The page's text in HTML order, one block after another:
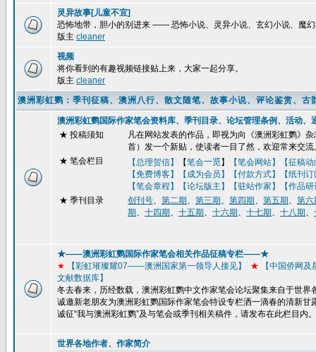
灵异故事[儿童不宜]
恐怖地带，胆小的别进来 —— 恐怖小说、灵异小说、玄幻小说、魔
版主 cleaner
视频
将你看到的有趣视频链接贴上来，大家一起分享。
版主 cleaner
澳洲彩虹鹦：季刊征稿、澳洲八行、散文随笔、故事小说、评论鉴赏、
澳洲彩虹鹦国际作家笔会资料库、季刊目录、论坛管理条例、活动
★ 投稿须知
凡在网站发表的作品，即视为向《澳洲彩虹鹦》
首）发一个新贴，使读者一目了然，欢迎常来交
★ 笔会栏目
【总理贺信】 【笔会一览】 【笔会网站】
【征稿
【免费博客】
【成为会员】【付款方式】【纸刊
【笔会章程】
【论坛版主】 【驻站作家】
【作品
★ 季刊目录 创刊号、 第二期、 第三期、 第四期、 第五期、 第六
期、 十四期、 十五期、 十六期、 十七期、 十八期、
★——澳洲彩虹鹦国际作家笔会相关作品征稿专栏——★
★
【彩虹璀璨耀07——澳洲国家第一领导人接见】 ★ 【中国侨网及
文献数据库】
冬去春来，历经数载，澳洲彩虹鹦中文作家笔会论坛聚集来自于世界
诚邀新老朋友为澳洲彩虹鹦国际作家笔会特设专栏洒一滴春的清新
诚征“我与澳洲彩虹鹦”及与笔会或季刊 相关稿件，请发布在此栏目内
世界各地作者、作家简介